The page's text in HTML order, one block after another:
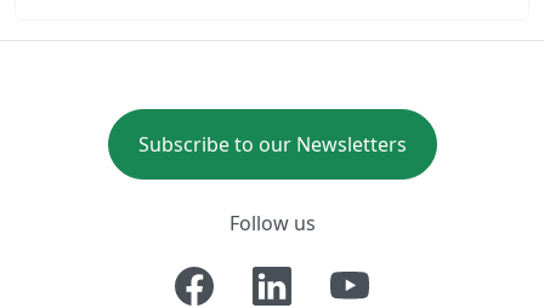
Subscribe to our Newsletters
Follow us